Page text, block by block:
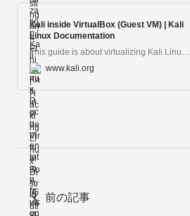
Kali inside VirtualBox (Guest VM) | Kali
Linux Documentation
This guide is about virtualizing Kali Linux inside of VirtualBox, allowing you to have a Kali VM. This is a great way to use Kali, as it is completely separate from the host, allows you to interact with other VMs (as well as the host machine and other machines on the network), and allows you to revert to snapshots.
www.kali.org
前の記事